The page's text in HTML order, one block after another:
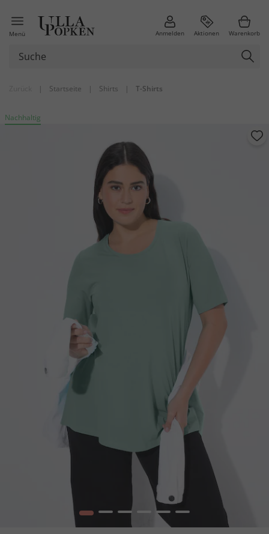
Menü Anmelden Aktionen Warenkorb
| Startseite | Shirts | T-Shirts
Nachhaltig
1 2 3 4 5 6